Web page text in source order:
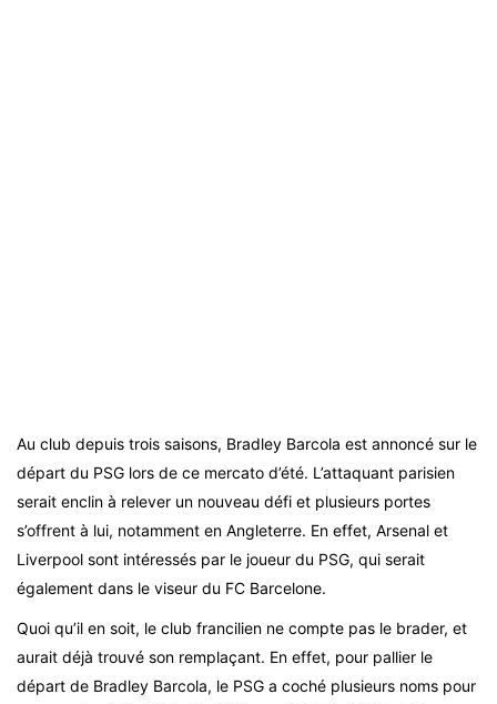
Au club depuis trois saisons, Bradley Barcola est annoncé sur le
départ du PSG lors de ce mercato d’été. L’attaquant parisien
serait enclin à relever un nouveau défi et plusieurs portes
s’offrent à lui, notamment en Angleterre. En effet, Arsenal et
Liverpool sont intéressés par le joueur du PSG, qui serait
également dans le viseur du FC Barcelone.
Quoi qu’il en soit, le club francilien ne compte pas le brader, et
aurait déjà trouvé son remplaçant. En effet, pour pallier le
départ de Bradley Barcola, le PSG a coché plusieurs noms pour